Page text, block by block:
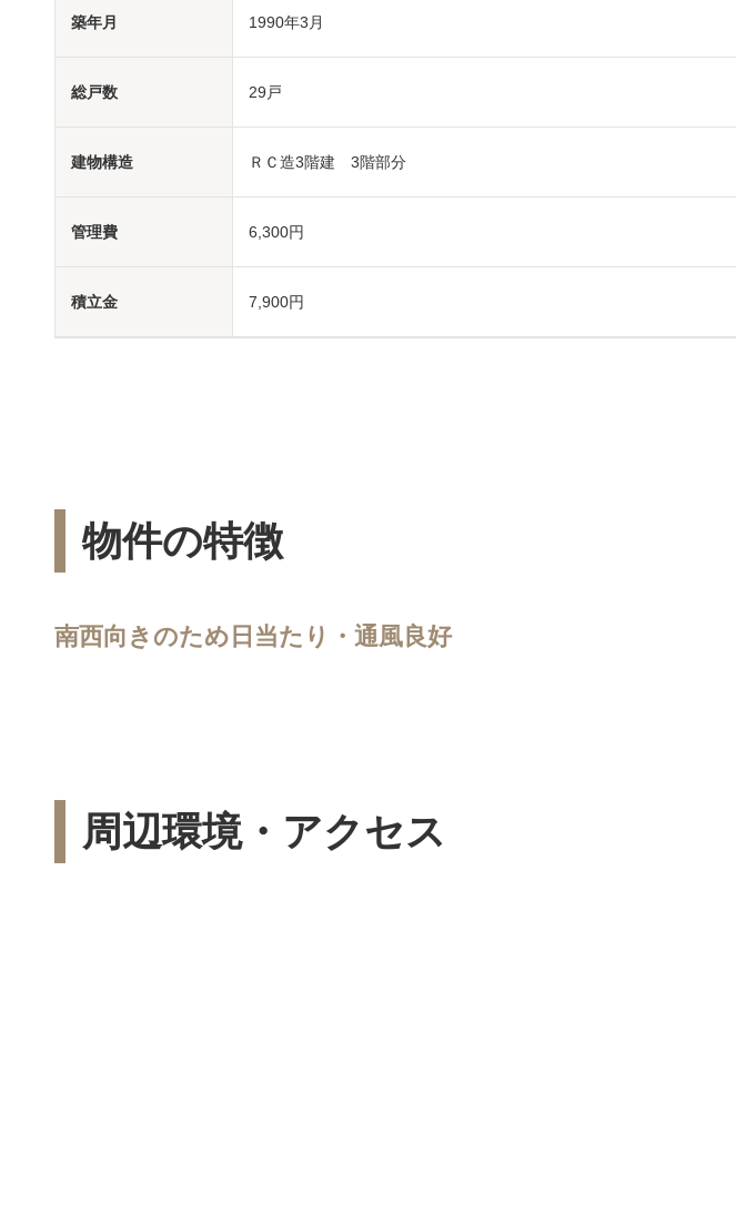
築年月 1990年3月
総戸数 29戸
建物構造 ＲＣ造3階建 3階部分
管理費 6,300円
積立金 7,900円
物件の特徴
南西向きのため日当たり・通風良好
周辺環境・アクセス